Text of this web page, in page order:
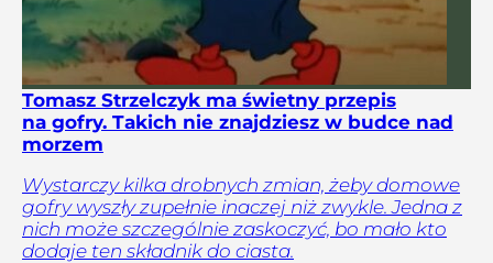
Tomasz Strzelczyk ma świetny przepis
na gofry. Takich nie znajdziesz w budce nad
morzem
Wystarczy kilka drobnych zmian, żeby domowe
gofry wyszły zupełnie inaczej niż zwykle. Jedna z
nich może szczególnie zaskoczyć, bo mało kto
dodaje ten składnik do ciasta.